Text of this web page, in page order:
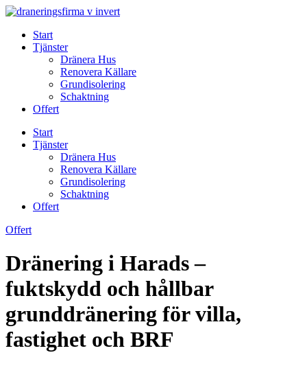
Skip
contentStart
Tjänster
Dränera Hus
Renovera Källare
Grundisolering
Schaktning
Offert
Start
Tjänster
Dränera Hus
Renovera Källare
Grundisolering
Schaktning
Offert
Offert
Dränering i Harads –
fuktskydd och hållbar
grunddränering för villa,
fastighet och BRF